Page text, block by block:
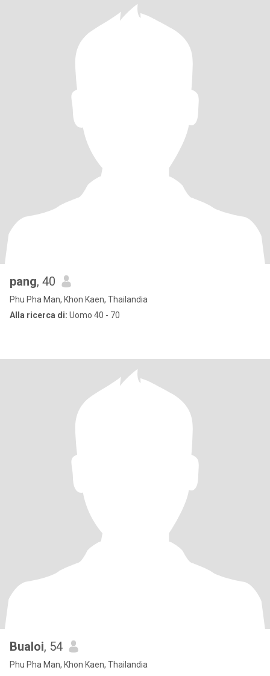
pang, 40
Phu Pha Man, Khon Kaen, Thailandia
Alla ricerca di: Uomo 40 - 70
Bualoi, 54
Phu Pha Man, Khon Kaen, Thailandia